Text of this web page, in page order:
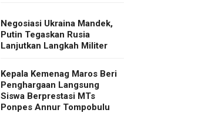
Negosiasi Ukraina Mandek,
Putin Tegaskan Rusia
Lanjutkan Langkah Militer
Kepala Kemenag Maros Beri
Penghargaan Langsung
Siswa Berprestasi MTs
Ponpes Annur Tompobulu